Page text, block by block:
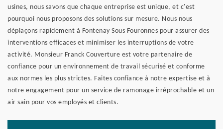
usines, nous savons que chaque entreprise est unique, et c'est
pourquoi nous proposons des solutions sur mesure. Nous nous
déplaçons rapidement à Fontenay Sous Fouronnes pour assurer des
interventions efficaces et minimiser les interruptions de votre
activité. Monsieur Franck Couverture est votre partenaire de
confiance pour un environnement de travail sécurisé et conforme
aux normes les plus strictes. Faites confiance à notre expertise et à
notre engagement pour un service de ramonage irréprochable et un
air sain pour vos employés et clients.